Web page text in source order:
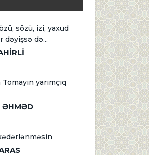
sözü, izi, yaxud
dəyişsə də...
yarımçıq
ƏHMƏD